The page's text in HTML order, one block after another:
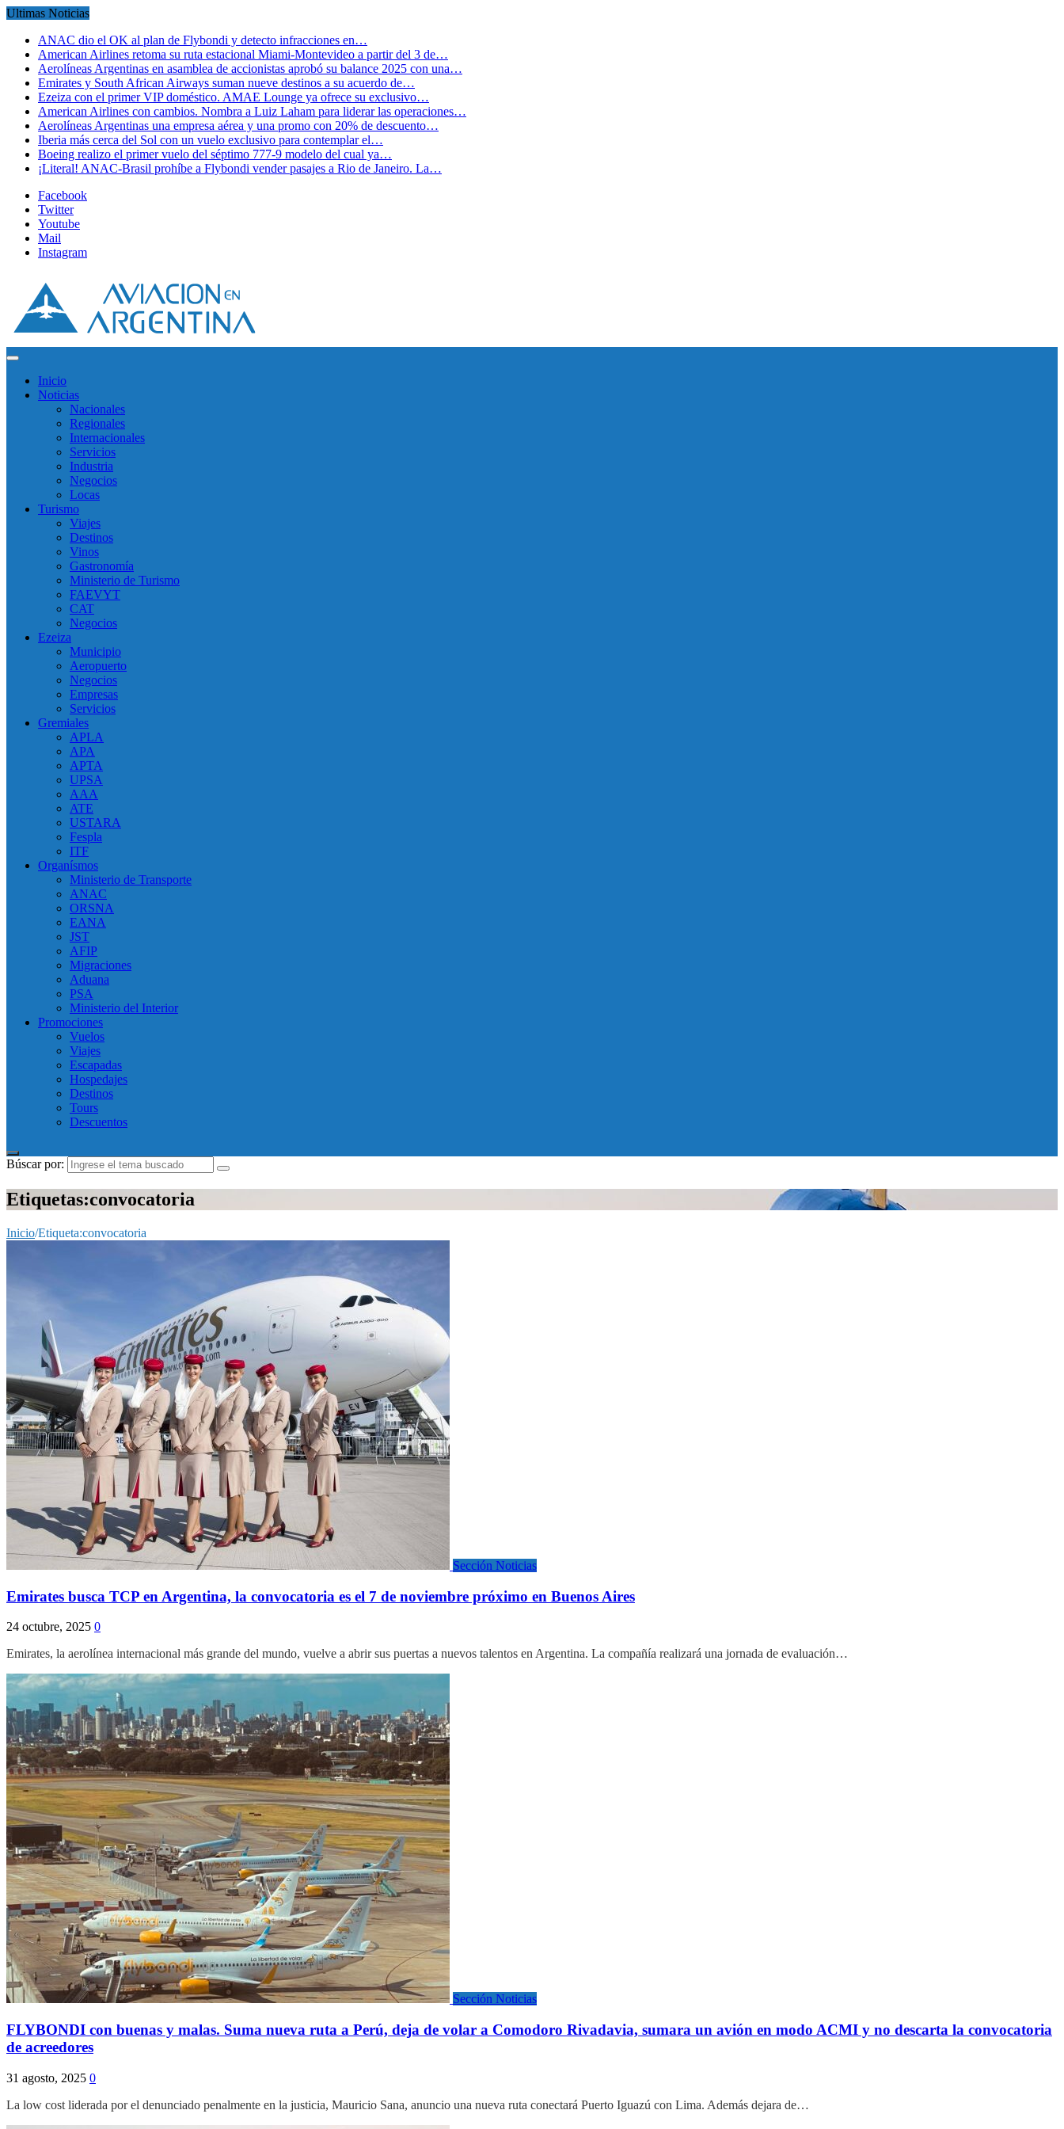
Ultimas Noticias
ANAC dio el OK al plan de Flybondi y detecto infracciones en…
American Airlines retoma su ruta estacional Miami-Montevideo a partir del 3 de…
Aerolíneas Argentinas en asamblea de accionistas aprobó su balance 2025 con una…
Emirates y South African Airways suman nueve destinos a su acuerdo de…
Ezeiza con el primer VIP doméstico. AMAE Lounge ya ofrece su exclusivo…
American Airlines con cambios. Nombra a Luiz Laham para liderar las operaciones…
Aerolíneas Argentinas una empresa aérea y una promo con 20% de descuento…
Iberia más cerca del Sol con un vuelo exclusivo para contemplar el…
Boeing realizo el primer vuelo del séptimo 777-9 modelo del cual ya…
¡Literal! ANAC-Brasil prohíbe a Flybondi vender pasajes a Rio de Janeiro. La…
Facebook
Twitter
Youtube
Mail
Instagram
Inicio
Noticias
Nacionales
Regionales
Internacionales
Servicios
Industria
Negocios
Locas
Turismo
Viajes
Destinos
Vinos
Gastronomía
Ministerio de Turismo
FAEVYT
CAT
Negocios
Ezeiza
Municipio
Aeropuerto
Negocios
Empresas
Servicios
Gremiales
APLA
APA
APTA
UPSA
AAA
ATE
USTARA
Fespla
ITF
Organísmos
Ministerio de Transporte
ANAC
ORSNA
EANA
JST
AFIP
Migraciones
Aduana
PSA
Ministerio del Interior
Promociones
Vuelos
Viajes
Escapadas
Hospedajes
Destinos
Tours
Descuentos
Búscar por:
Etiquetas:convocatoria
Inicio/Etiqueta:convocatoria
Sección Noticias
Emirates busca TCP en Argentina, la convocatoria es el 7 de noviembre próximo en Buenos Aires
24 octubre, 2025 0
Emirates, la aerolínea internacional más grande del mundo, vuelve a abrir sus puertas a nuevos talentos en Argentina. La compañía realizará una jornada de evaluación…
Sección Noticias
FLYBONDI con buenas y malas. Suma nueva ruta a Perú, deja de volar a Comodoro Rivadavia, sumara un avión en modo ACMI y no descarta la convocatoria
de acreedores
31 agosto, 2025 0
La low cost liderada por el denunciado penalmente en la justicia, Mauricio Sana, anuncio una nueva ruta conectará Puerto Iguazú con Lima. Además dejara de…